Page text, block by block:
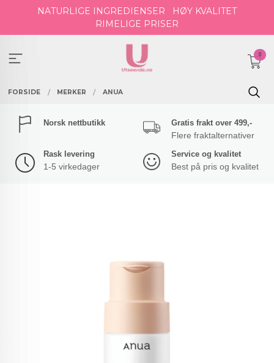
NATURLIGE INGREDIENSER
HØY KVALITET
RIMELIGE PRISER
0
FORSIDE MERKER ANUA
Norsk nettbutikk Gratis frakt over 499,-
Flere fraktalternativer
Rask levering
1-5 virkedager
Service og kvalitet
Best på pris og kvalitet